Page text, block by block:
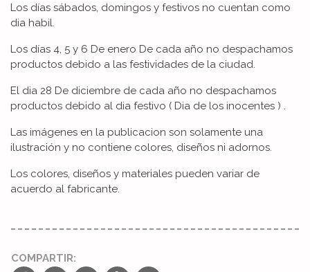
Los días sábados, domingos y festivos no cuentan como
dia habil.
Los días 4, 5 y 6 De enero De cada año no despachamos
productos debido a las festividades de la ciudad.
El dia 28 De diciembre de cada año no despachamos
productos debido al dia festivo ( Dia de los inocentes ) .
Las imágenes en la publicacion son solamente una
ilustración y no contiene colores, diseños ni adornos.
Los colores, diseños y materiales pueden variar de
acuerdo al fabricante.
COMPARTIR: